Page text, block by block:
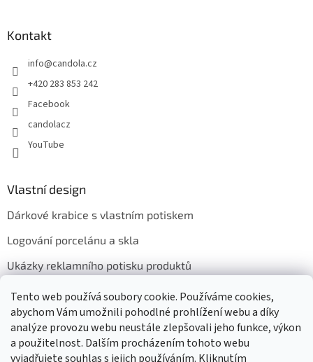
Tento web používá soubory cookie. Používáme cookies,
abychom Vám umožnili pohodlné prohlížení webu a díky
analýze provozu webu neustále zlepšovali jeho funkce, výkon
a použitelnost. Dalším procházením tohoto webu
vyjadřujete souhlas s jejich používáním. Kliknutím
Kontakt
info@candola.cz
+420 283 853 242
Facebook
candolacz
YouTube
Vlastní design
Dárkové krabice s vlastním potiskem
Logování porcelánu a skla
Ukázky reklamního potisku produktů
Přijímáme online platby